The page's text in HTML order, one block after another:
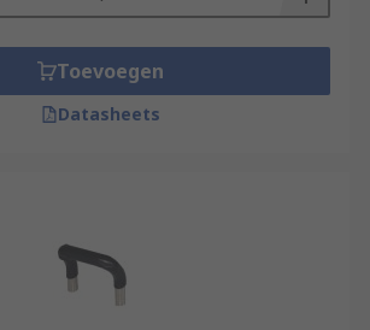
Toevoegen
Datasheets